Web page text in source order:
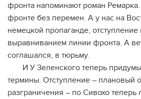
фронта напоминают роман
фронте без перемен. А у нас на
немецкой пропаганде,
выравниванием линии фронта. А
соглашался, в тюрьму.
И У Зеленского теперь
термины. Отступление – плановый
разграничения – по Сивохо теперь